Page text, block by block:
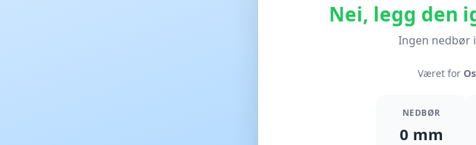
Nei, legg den
Ingen nedbør
Været for
NEDBØR
0 mm